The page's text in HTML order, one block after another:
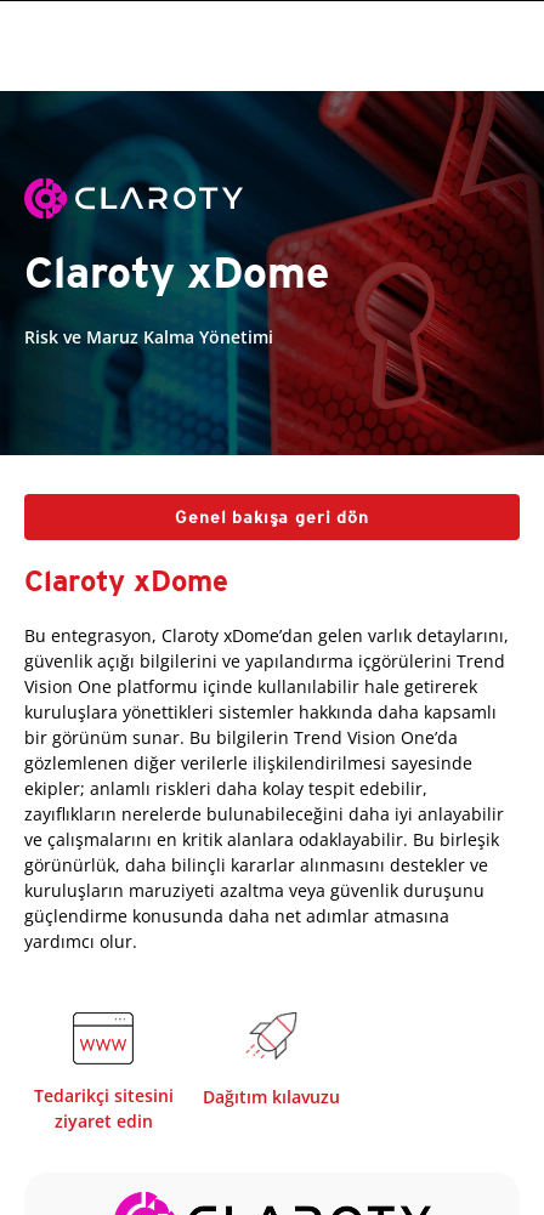
Claroty xDome
Risk ve Maruz Kalma Yönetimi
Genel bakışa geri dön
Claroty xDome
Bu entegrasyon, Claroty xDome’dan gelen varlık detaylarını,
güvenlik açığı bilgilerini ve yapılandırma içgörülerini Trend
Vision One platformu içinde kullanılabilir hale getirerek
kuruluşlara yönettikleri sistemler hakkında daha kapsamlı
bir görünüm sunar. Bu bilgilerin Trend Vision One’da
gözlemlenen diğer verilerle ilişkilendirilmesi sayesinde
ekipler; anlamlı riskleri daha kolay tespit edebilir,
zayıflıkların nerelerde bulunabileceğini daha iyi anlayabilir
ve çalışmalarını en kritik alanlara odaklayabilir. Bu birleşik
görünürlük, daha bilinçli kararlar alınmasını destekler ve
kuruluşların maruziyeti azaltma veya güvenlik duruşunu
güçlendirme konusunda daha net adımlar atmasına
yardımcı olur.
Tedarikçi sitesini
ziyaret edin
Dağıtım kılavuzu